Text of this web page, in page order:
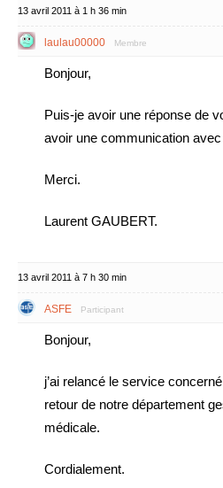
13 avril 2011 à 1 h 36 min
laulau00000 Membre
Bonjour,
Puis-je avoir une réponse de
avoir une communication
Merci.
Laurent GAUBERT.
13 avril 2011 à 7 h 30 min
ASFE Participant
Bonjour,
j’ai relancé le service
retour de notre département
médicale.
Cordialement.